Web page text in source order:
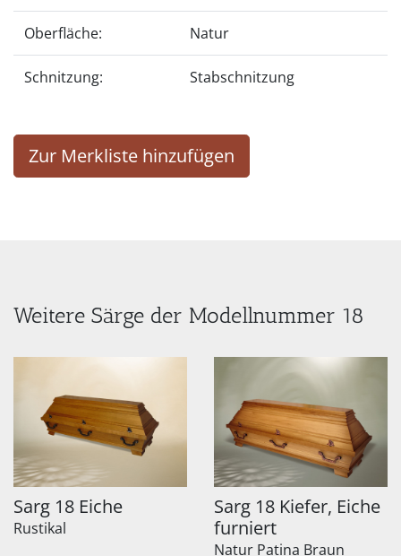
Oberfläche: Natur
Schnitzung: Stabschnitzung
Zur Merkliste hinzufügen
Weitere Särge der Modellnummer 18
Sarg 18 Eiche
Rustikal
Sarg 18 Kiefer, Eiche
furniert
Natur Patina Braun